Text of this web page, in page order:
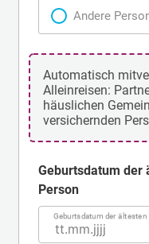
Andere
Automatisch
Alleinreisen:
häuslichen
versichernden
Geburtsdatum der
Geburtsdatum der
Person
Geburtsdatum der